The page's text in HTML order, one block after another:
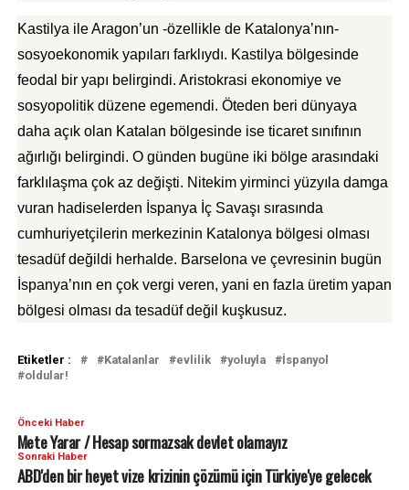
Kastilya ile Aragon’un -özellikle de Katalonya’nın-
sosyoekonomik yapıları farklıydı. Kastilya bölgesinde
feodal bir yapı belirgindi. Aristokrasi ekonomiye ve
sosyopolitik düzene egemendi. Öteden beri dünyaya
daha açık olan Katalan bölgesinde ise ticaret sınıfının
ağırlığı belirgindi. O günden bugüne iki bölge arasındaki
farklılaşma çok az değişti. Nitekim yirminci yüzyıla damga
vuran hadiselerden İspanya İç Savaşı sırasında
cumhuriyetçilerin merkezinin Katalonya bölgesi olması
tesadüf değildi herhalde. Barselona ve çevresinin bugün
İspanya’nın en çok vergi veren, yani en fazla üretim yapan
bölgesi olması da tesadüf değil kuşkusuz.
Etiketler : Katalanlar evlilik yoluyla
İspanyol
oldular!
Önceki Haber
Mete Yarar / Hesap sormazsak devlet olamayız
Sonraki Haber
ABD'den bir heyet vize krizinin çözümü için Türkiye'ye gelecek